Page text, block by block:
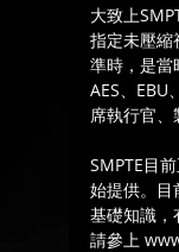
大致上
指定未壓縮
準時，是當
AES、EBU
席執行官、
SMPTE目
始提供。
基礎知識，
請參上